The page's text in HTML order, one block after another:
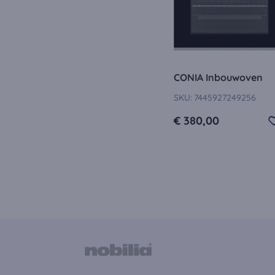
De cookies zijn
kan de video
CONIA Inbouwoven
SKU: 7445927249256
€ 380,00